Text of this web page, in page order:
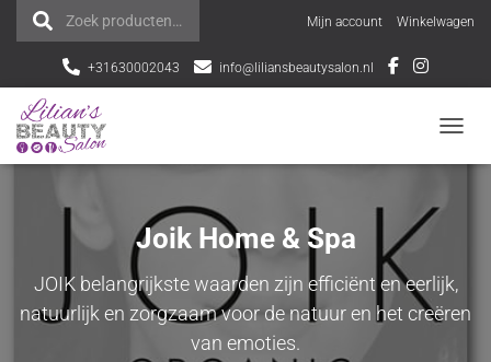
o
n
n
a
Zoek producten… Mijn account Winkelwagen
+31630002043 info@liliansbeautysalon.nl
Joik Home & Spa
JOIK belangrijkste waarden zijn efficiënt en eerlijk,
natuurlijk en zorgzaam voor de natuur en het creëren
van emoties.